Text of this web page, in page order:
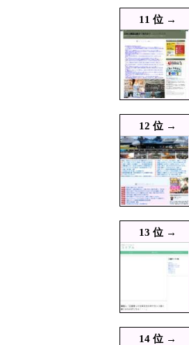
08/07 15:04
08/07 15:00
08/07 15:00
08/07 15:00
08/07 15:00
08/07 14:55
08/07 14:44
08/07 14:36
08/07 14:29
08/07 14:25
08/07 14:10
08/07 14:10
08/07 14:07
08/07 14:00
08/07 14:00
11 位 →
12 位 →
13 位 →
14 位 →